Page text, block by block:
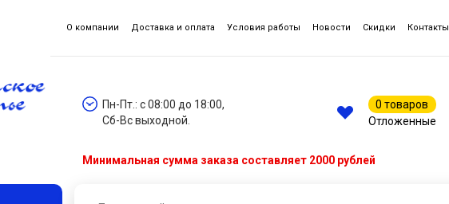
О компании Доставка и оплата Условия работы Новости Скидки Контакты
Пн-Пт.: с 08:00 до 18:00,
Сб-Вс выходной.
0 товаров
Отложенные
Минимальная сумма заказа составляет 2000 рублей